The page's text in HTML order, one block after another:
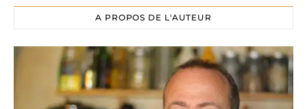
A PROPOS DE L'AUTEUR